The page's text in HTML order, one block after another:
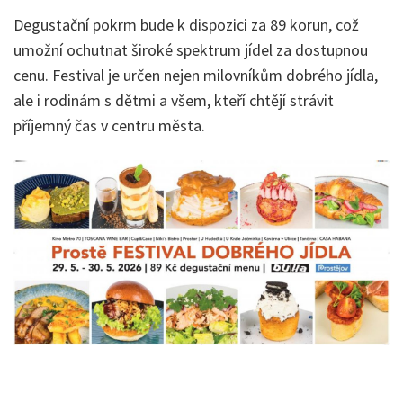
Degustační pokrm bude k dispozici za 89 korun, což
umožní ochutnat široké spektrum jídel za dostupnou
cenu. Festival je určen nejen milovníkům dobrého jídla,
ale i rodinám s dětmi a všem, kteří chtějí strávit
příjemný čas v centru města.